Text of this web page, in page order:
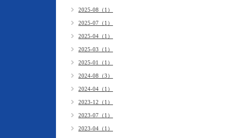
2025-08（1）
2025-07（1）
2025-04（1）
2025-03（1）
2025-01（1）
2024-08（3）
2024-04（1）
2023-12（1）
2023-07（1）
2023-04（1）